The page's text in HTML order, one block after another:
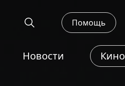
Помощь
Новости Кино